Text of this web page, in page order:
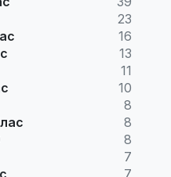
23
16
13
11
10
8
8
8
7
7